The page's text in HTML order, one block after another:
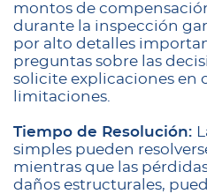
montos de
durante la inspección
por alto detalles
preguntas sobre las
solicite explicaciones en
limitaciones.
Tiempo de Resolución:
simples pueden
mientras que las
daños estructurales,